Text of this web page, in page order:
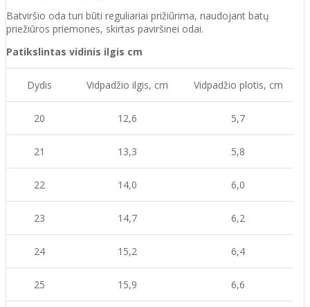
Batviršio oda turi būti reguliariai prižiūrima, naudojant batų
priežiūros priemones, skirtas paviršinei odai.
Patikslintas vidinis ilgis cm
Dydis Vidpadžio ilgis, cm Vidpadžio plotis, cm
20 12,6 5,7
21 13,3 5,8
22 14,0 6,0
23 14,7 6,2
24 15,2 6,4
25 15,9 6,6